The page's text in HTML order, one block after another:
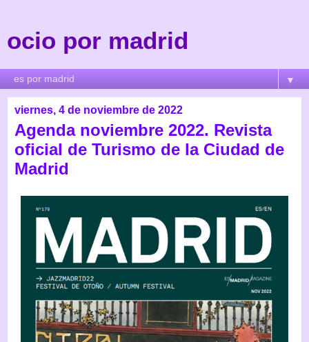
ocio por madrid
▼
viernes, 4 de noviembre de 2022
Agenda noviembre 2022. Revista
oficial de Turismo de la Ciudad de
Madrid